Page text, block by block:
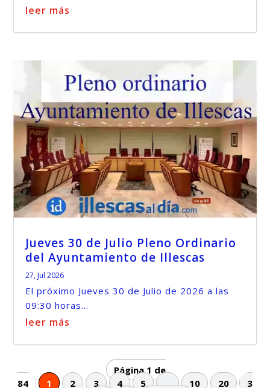
leer más
Jueves 30 de Julio Pleno Ordinario
del Ayuntamiento de Illescas
27, Jul 2026
El próximo Jueves 30 de Julio de 2026 a las
09:30 horas...
leer más
Página 1 de
84
1 2 3 4 5 ... 10 20 3